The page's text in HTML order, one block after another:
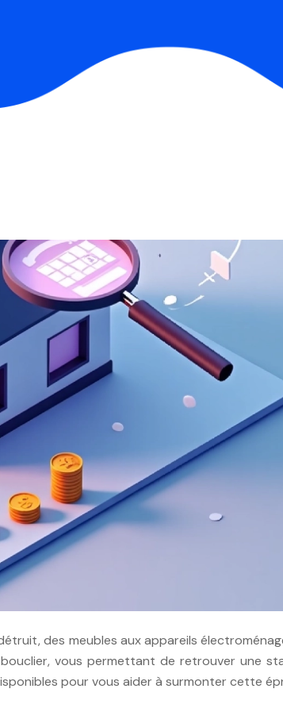
des meubles aux appareils
vous permettant de retrouver une
pour vous aider à surmonter cette